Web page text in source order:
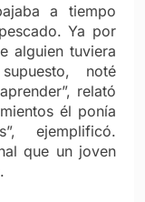
a tiempo
Ya por
alguien tuviera
noté
relató
él ponía
ejemplificó.
que un joven